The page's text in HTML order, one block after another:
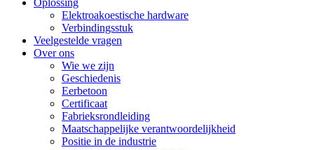
Oplossing
Elektroakoestische hardware
Verbindingsstuk
Veelgestelde vragen
Over ons
Wie we zijn
Geschiedenis
Eerbetoon
Certificaat
Fabrieksrondleiding
Maatschappelijke verantwoordelijkheid
Positie in de industrie